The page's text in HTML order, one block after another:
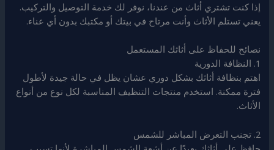
إذا كنت تشتري أثاث من عندنا، نوفر لك خدمة التوصيل والتركيب.
يعني تستلم الأثاث وأنت مرتاح في بيتك أو مكتبك بدون أي عناء.
نصائح للحفاظ على أثاثك المستعمل
1. النظافة الدورية
اهتم بنظافة أثاثك بشكل دوري عشان يظل في حالة جيدة لأطول
فترة ممكنة. استخدم منتجات التنظيف المناسبة لكل نوع من أنواع
الأثاث.
2. تجنب التعرض المباشر للشمس